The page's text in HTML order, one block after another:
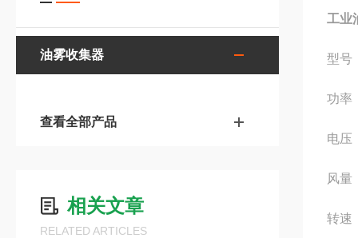
油雾收集器
查看全部产品
相关文章
RELATED ARTICLES
工业
型号
功率
电压
风量
转速